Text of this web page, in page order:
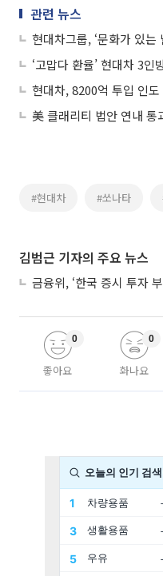
관련 뉴스
현대차그룹, ‘문화가 있는
‘고맙다 환율’ 현대차 3인
현대차, 8200억 투입 인
#현대차 #쏘나타
김범근 기자의 주요 뉴스
좋아요
0
화나요
0